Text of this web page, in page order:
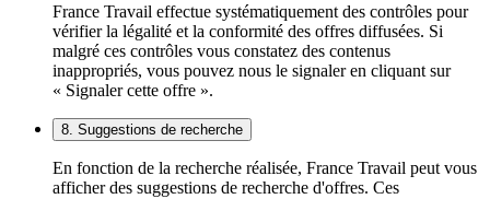
France Travail effectue systématiquement des contrôles pour
vérifier la légalité et la conformité des offres diffusées. Si
malgré ces contrôles vous constatez des contenus
inappropriés, vous pouvez nous le signaler en cliquant sur
« Signaler cette offre ».
8. Suggestions de recherche
En fonction de la recherche réalisée, France Travail peut vous
afficher des suggestions de recherche d'offres. Ces